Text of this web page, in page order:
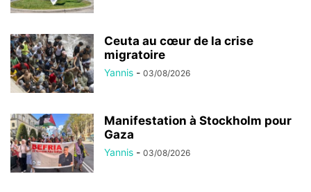
Ceuta au cœur de la crise
migratoire
Yannis - 03/08/2026
Manifestation à Stockholm pour
Gaza
Yannis - 03/08/2026